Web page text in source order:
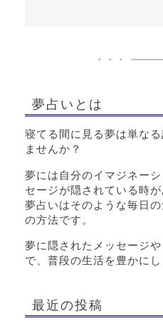
夢占いとは
寝てる間に見る夢は単な
ませんか？
夢には自分のイマジネー
セージが隠されている時が
夢占いはそのような毎日
の方法です。
夢に隠されたメッセージ
で、普段の生活を豊かにし
最近の投稿